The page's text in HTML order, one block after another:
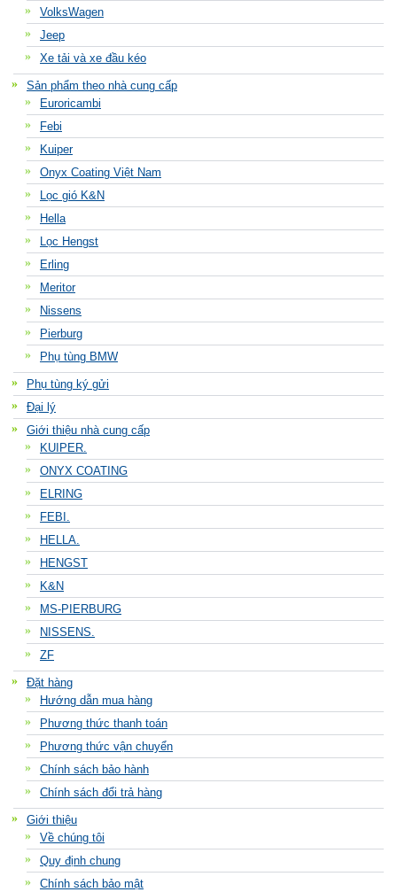
VolksWagen
Jeep
Xe tải và xe đầu kéo
Sản phẩm theo nhà cung cấp
Euroricambi
Febi
Kuiper
Onyx Coating Việt Nam
Lọc gió K&N
Hella
Lọc Hengst
Erling
Meritor
Nissens
Pierburg
Phụ tùng BMW
Phụ tùng ký gửi
Đại lý
Giới thiệu nhà cung cấp
KUIPER.
ONYX COATING
ELRING
FEBI.
HELLA.
HENGST
K&N
MS-PIERBURG
NISSENS.
ZF
Đặt hàng
Hướng dẫn mua hàng
Phương thức thanh toán
Phương thức vận chuyển
Chính sách bảo hành
Chính sách đổi trả hàng
Giới thiệu
Về chúng tôi
Quy định chung
Chính sách bảo mật